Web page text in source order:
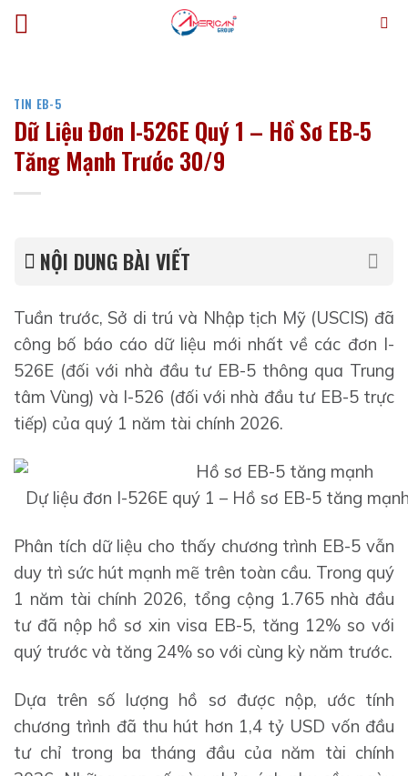
Bỏ
qua
TIN EB-5
Dữ Liệu Đơn I-526E Quý 1 – Hồ Sơ EB-5
Tăng Mạnh Trước 30/9
NỘI DUNG BÀI VIẾT
Tuần trước, Sở di trú và Nhập tịch Mỹ (USCIS) đã
công bố báo cáo dữ liệu mới nhất về các đơn I-
526E (đối với nhà đầu tư EB-5 thông qua Trung
tâm Vùng) và I-526 (đối với nhà đầu tư EB-5 trực
tiếp) của quý 1 năm tài chính 2026.
Dự liệu đơn I-526E quý 1 – Hồ sơ EB-5 tăng
Phân tích dữ liệu cho thấy chương trình EB-5 vẫn
duy trì sức hút mạnh mẽ trên toàn cầu. Trong quý
1 năm tài chính 2026, tổng cộng 1.765 nhà đầu
tư đã nộp hồ sơ xin visa EB-5, tăng 12% so với
quý trước và tăng 24% so với cùng kỳ năm trước.
Dựa trên số lượng hồ sơ được nộp, ước tính
chương trình đã thu hút hơn 1,4 tỷ USD vốn đầu
tư chỉ trong ba tháng đầu của năm tài chính